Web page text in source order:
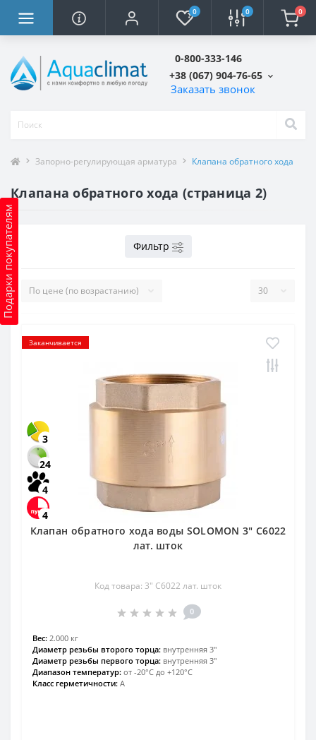
0 0 0
0-800-333-146
+38 (067) 904-76-65
Заказать звонок
Подарки покупателям
Запорно-регулирующая арматура Клапана обратного хода
Клапана обратного хода (страница 2)
Фильтр
Заканчивается
3
24
4
4
Клапан обратного хода воды SOLOMON 3″ C6022
лат. шток
Код товара: 3″ C6022 лат. шток
0
Вес: 2.000 кг
Диаметр резьбы второго торца: внутренняя 3″
Диаметр резьбы первого торца: внутренняя 3″
Диапазон температур: от -20°С до +120°С
Класс герметичности: А